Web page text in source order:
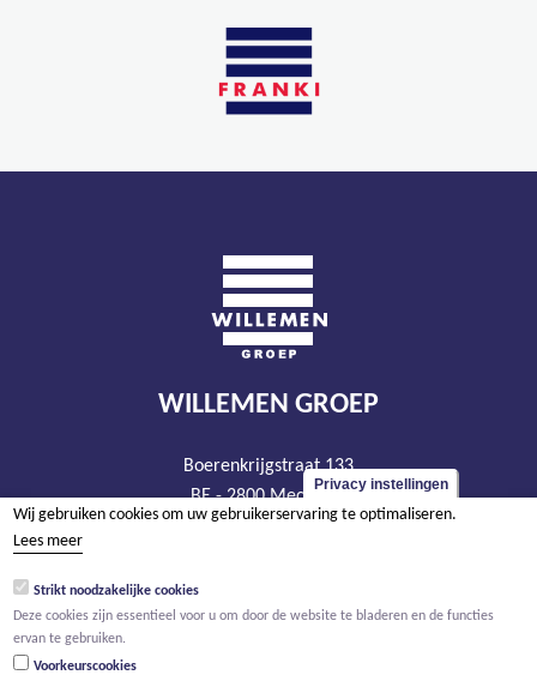
WILLEMEN GROEP
Boerenkrijgstraat 133
BE - 2800 Mechelen
tel +32 15 569 965
BTW BE 0466.256.432
Privacy instellingen
Wij gebruiken cookies om uw gebruikerservaring te optimaliseren.
Lees meer
Strikt noodzakelijke cookies
Deze cookies zijn essentieel voor u om door de website te bladeren en de functies
ervan te gebruiken.
Voorkeurscookies